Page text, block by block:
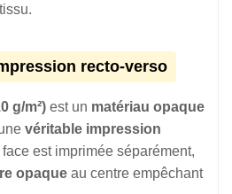
recto-verso
g/m²) est un matériau opaque
véritable impression
est imprimée séparément,
opaque au centre empêchant